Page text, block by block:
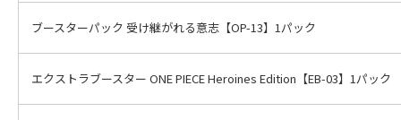
ブースターパック 受け継がれる意志【OP-13】1パック
エクストラブースター ONE PIECE Heroines Edition【EB-03】1パック